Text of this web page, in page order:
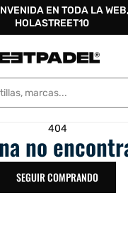
EN TODA LA
HOLASTREET10
404
no
SEGUIR COMPRANDO